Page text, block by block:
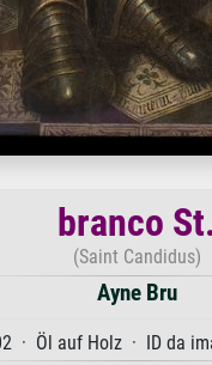
branco St.
(Saint Candidus)
Ayne Bru
· Öl auf Holz · ID da